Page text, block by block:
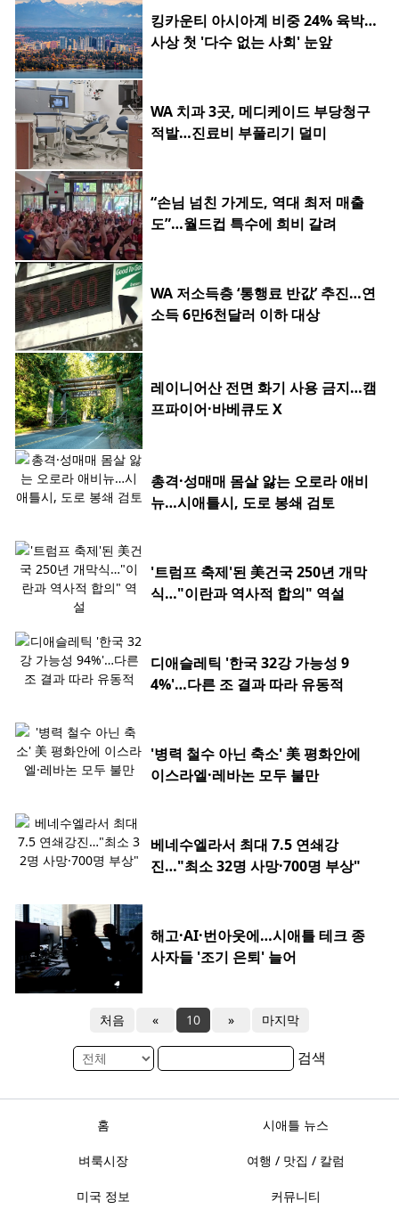
킹카운티 아시아계 비중 24% 육박…
사상 첫 '다수 없는 사회' 눈앞
WA 치과 3곳, 메디케이드 부당청구
적발…진료비 부풀리기 덜미
“손님 넘친 가게도, 역대 최저 매출
도”…월드컵 특수에 희비 갈려
WA 저소득층 ‘통행료 반값’ 추진…연
소득 6만6천달러 이하 대상
레이니어산 전면 화기 사용 금지…캠
프파이어·바베큐도 X
총격·성매매 몸살 앓는 오로라 애비
뉴…시애틀시, 도로 봉쇄 검토
'트럼프 축제'된 美건국 250년 개막
식…"이란과 역사적 합의" 역설
디애슬레틱 '한국 32강 가능성 9
4%'…다른 조 결과 따라 유동적
'병력 철수 아닌 축소' 美 평화안에
이스라엘·레바논 모두 불만
베네수엘라서 최대 7.5 연쇄강
진…"최소 32명 사망·700명 부상"
해고·AI·번아웃에…시애틀 테크 종
사자들 '조기 은퇴' 늘어
처음 « 10 » 마지막
검색
홈 시애틀 뉴스
벼룩시장 여행 / 맛집 / 칼럼
미국 정보 커뮤니티